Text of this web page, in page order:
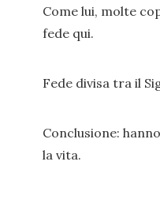
Come lui, molte
fede qui.
Fede divisa tra il
Conclusione:
la vita.